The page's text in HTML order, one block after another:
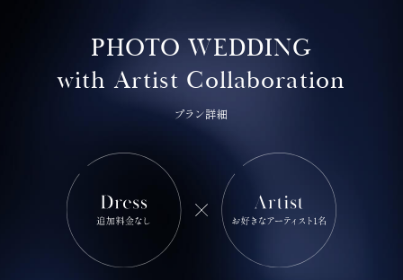
PHOTO WEDDING
with Artist Collaboration
プラン詳細